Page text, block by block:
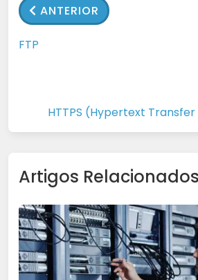
ANTERIOR
FTP
HTTPS (Hypertext
Artigos Relacionados